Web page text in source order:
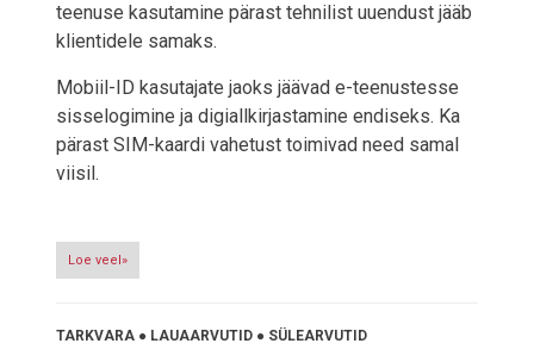
teenuse kasutamine pärast tehnilist uuendust jääb
klientidele samaks.
Mobiil-ID kasutajate jaoks jäävad e-teenustesse
sisselogimine ja digiallkirjastamine endiseks. Ka
pärast SIM-kaardi vahetust toimivad need samal
viisil.
Loe veel»
TARKVARA ● LAUAARVUTID ● SÜLEARVUTID